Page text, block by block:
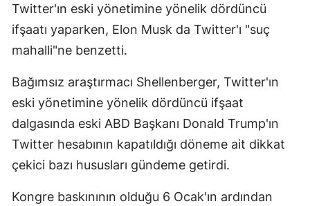
Erzincan
Gaziantep
Giresun
Gümüşhane
Twitter'ın eski yönetimine yönelik dördüncü
ifşaatı yaparken, Elon Musk da Twitter'ı "suç
mahalli"ne benzetti.​​​​​​
Bağımsız araştırmacı Shellenberger, Twitter'ın
eski yönetimine yönelik dördüncü ifşaat
dalgasında eski ABD Başkanı Donald Trump'ın
Twitter hesabının kapatıldığı döneme ait dikkat
çekici bazı hususları gündeme getirdi.
Kongre baskınının olduğu 6 Ocak'ın ardından